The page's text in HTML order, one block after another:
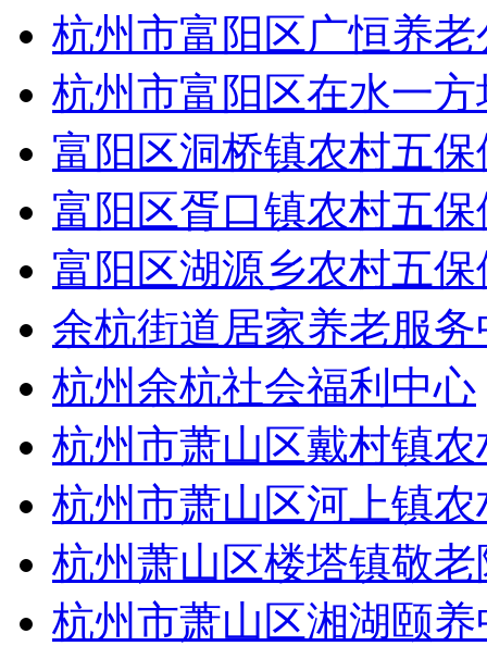
杭州市富阳区广恒养老
杭州市富阳区在水一
富阳区洞桥镇农村五
富阳区胥口镇农村五
富阳区湖源乡农村五
余杭街道居家养老服务
杭州余杭社会福利中心
杭州市萧山区戴村镇
杭州市萧山区河上镇
杭州萧山区楼塔镇敬老
杭州市萧山区湘湖颐养